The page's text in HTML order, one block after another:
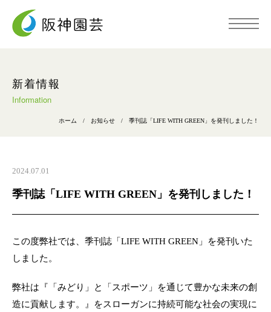
施工事例
採用情報
新着情報
Information
ホーム / お知らせ / 季刊誌「LIFE WITH GREEN」を発刊しました！
2024.07.01
季刊誌「LIFE WITH GREEN」を発刊しました！
この度弊社では、季刊誌「LIFE WITH GREEN」を発刊いた
しました。
弊社は『「みどり」と「スポーツ」を通じて豊かな未来の創
造に貢献します。』をスローガンに持続可能な社会の実現に